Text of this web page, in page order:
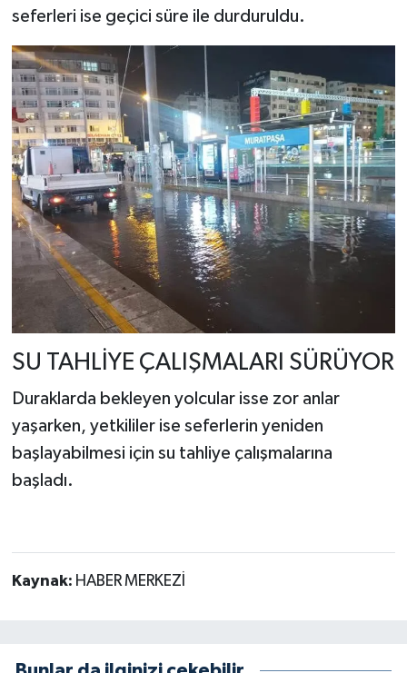
seferleri ise geçici süre ile durduruldu.
SU TAHLİYE ÇALIŞMALARI SÜRÜYOR
Duraklarda bekleyen yolcular isse zor anlar
yaşarken, yetkililer ise seferlerin yeniden
başlayabilmesi için su tahliye çalışmalarına
başladı.
Kaynak: HABER MERKEZİ